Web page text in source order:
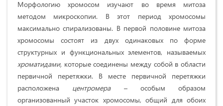
Морфологию хромосом изучают во время митоза
методом микроскопии. В этот период хромосомы
максимально спирализованы. В первой половине митоза
хромосомы состоят из двух одинаковых по форме
структурных и функциональных элементов, называемых
хроматидами, которые соединены между собой в области
первичной перетяжки. В месте первичной перетяжки
расположена центромера– особым образом
организованный участок хромосомы, общий для обоих